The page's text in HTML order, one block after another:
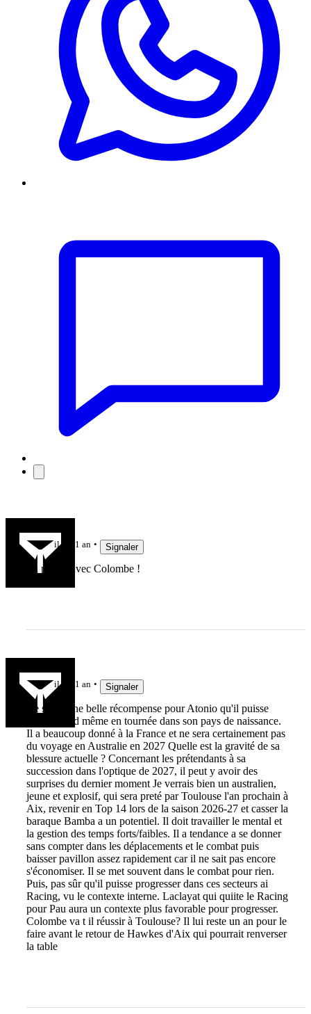
il y a 1 an Signaler
La paix... avec Colombe !
il y a 1 an Signaler
Ce serait une belle récompense pour Atonio qu'il puisse
partir quand même en tournée dans son pays de naissance.
Il a beaucoup donné à la France et ne sera certainement pas
du voyage en Australie en 2027 Quelle est la gravité de sa
blessure actuelle ? Concernant les prétendants à sa
succession dans l'optique de 2027, il peut y avoir des
surprises du dernier moment Je verrais bien un australien,
jeune et explosif, qui sera preté par Toulouse l'an prochain à
Aix, revenir en Top 14 lors de la saison 2026-27 et casser la
baraque Bamba a un potentiel. Il doit travailler le mental et
la gestion des temps forts/faibles. Il a tendance a se donner
sans compter dans les déplacements et le combat puis
baisser pavillon assez rapidement car il ne sait pas encore
s'économiser. Il se met souvent dans le combat pour rien.
Puis, pas sûr qu'il puisse progresser dans ces secteurs ai
Racing, vu le contexte interne. Laclayat qui quiite le Racing
pour Pau aura un contexte plus favorable pour progresser.
Colombe va t il réussir à Toulouse? Il lui reste un an pour le
faire avant le retour de Hawkes d'Aix qui pourrait renverser
la table